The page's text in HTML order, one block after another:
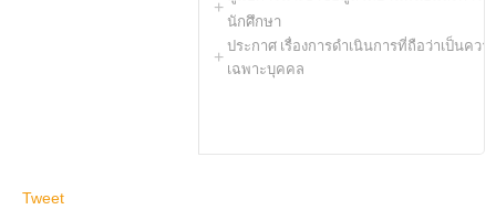
+
นักศึกษา
+
ประกาศ เรื่องการดำเนินการที่ถือว่าเป็นค
เฉพาะบุคคล
Tweet